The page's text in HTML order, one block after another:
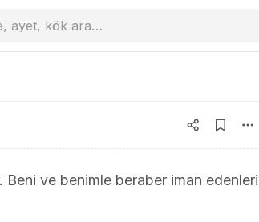
ayet, kök ara…
ve benimle beraber iman edenleri